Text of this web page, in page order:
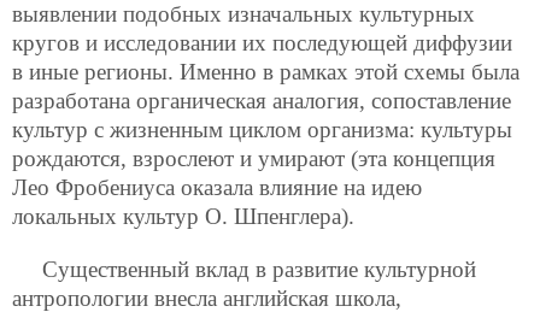
выявлении подобных изначальных культурных
кругов и исследовании их последующей диффузии
в иные регионы. Именно в рамках этой схемы была
разработана органическая аналогия, сопоставление
культур с жизненным циклом организма: культуры
рождаются, взрослеют и умирают (эта концепция
Лео Фробениуса оказала влияние на идею
локальных культур О. Шпенглера).
Существенный вклад в развитие культурной
антропологии внесла английская школа,